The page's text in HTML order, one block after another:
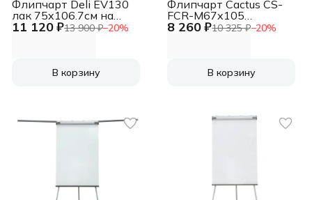
11 120 ₽13 900 ₽−20%
Флипчарт Deli EV130
лак 75x106.7см на
роликах белый/
В корзину
8 260 ₽10 325 ₽−20%
Флипчарт Cactus CS-
FCR-M67x105
магнитно-маркерная
В корзину